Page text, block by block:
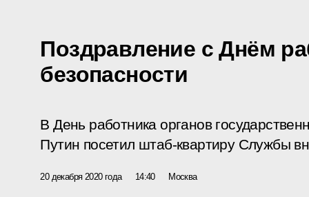
Поздравление с Днём
безопасности
В День работника органов
Путин посетил штаб-квартиру Службы
20 декабря 2020 года 14:40 Москва